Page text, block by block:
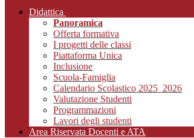
Didattica
Panoramica
Offerta formativa
I progetti delle classi
Piattaforma Unica
Inclusione
Scuola-Famiglia
Calendario Scolastico 2025_2026
Valutazione Studenti
Programmazioni
Lavori degli studenti
Area Riservata Docenti e ATA